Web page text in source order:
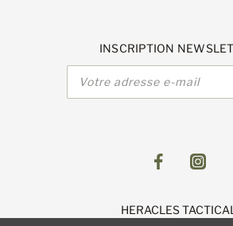
INSCRIPTION
HERACLES TACTICAL